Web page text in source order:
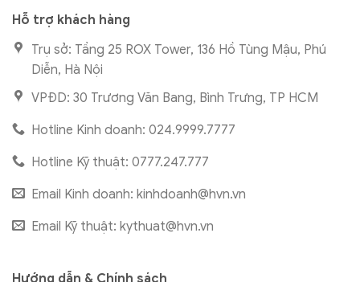
Hỗ trợ khách hàng
Trụ sở: Tầng 25 ROX Tower, 136 Hồ Tùng Mậu, Phú
Diễn, Hà Nội
VPĐD: 30 Trương Văn Bang, Bình Trưng, TP HCM
Hotline Kinh doanh: 024.9999.7777
Hotline Kỹ thuật: 0777.247.777
Email Kinh doanh: kinhdoanh@hvn.vn
Email Kỹ thuật: kythuat@hvn.vn